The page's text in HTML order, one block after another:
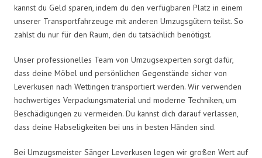
kannst du Geld sparen, indem du den verfügbaren Platz in einem
unserer Transportfahrzeuge mit anderen Umzugsgütern teilst. So
zahlst du nur für den Raum, den du tatsächlich benötigst.
Unser professionelles Team von Umzugsexperten sorgt dafür,
dass deine Möbel und persönlichen Gegenstände sicher von
Leverkusen nach Wettingen transportiert werden. Wir verwenden
hochwertiges Verpackungsmaterial und moderne Techniken, um
Beschädigungen zu vermeiden. Du kannst dich darauf verlassen,
dass deine Habseligkeiten bei uns in besten Händen sind.
Bei Umzugsmeister Sänger Leverkusen legen wir großen Wert auf